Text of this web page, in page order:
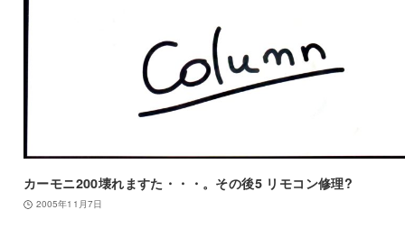
カーモニ200壊れますた・・・。その後5 リモコン修理?
2005年11月7日